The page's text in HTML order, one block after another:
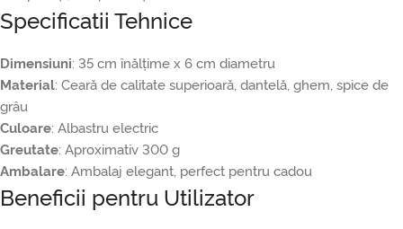
Specificatii Tehnice
Dimensiuni: 35 cm înălțime x 6 cm diametru
Material: Ceară de calitate superioară, dantelă, ghem, spice de
grâu
Culoare: Albastru electric
Greutate: Aproximativ 300 g
Ambalare: Ambalaj elegant, perfect pentru cadou
Beneficii pentru Utilizator